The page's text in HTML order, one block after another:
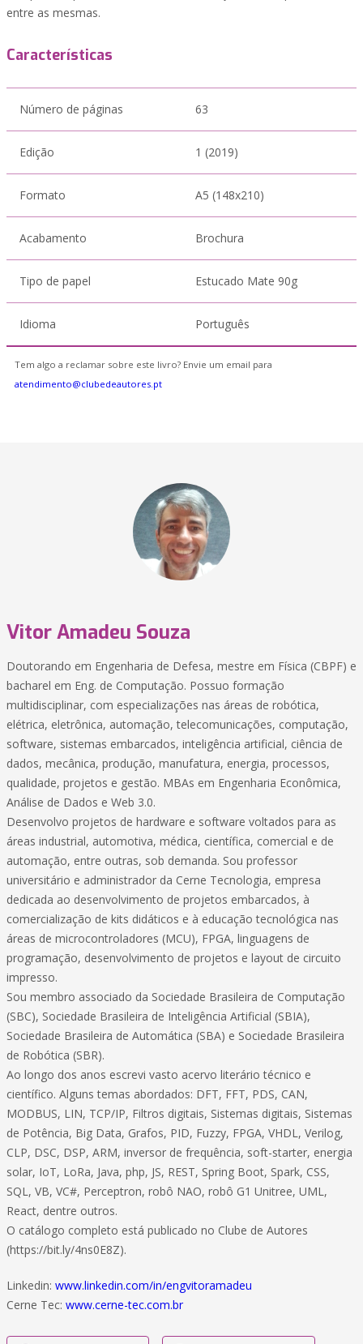
entre as mesmas.
Características
Número de páginas 63
Edição 1 (2019)
Formato A5 (148x210)
Acabamento Brochura
Tipo de papel Estucado Mate 90g
Idioma Português
Tem algo a reclamar sobre este livro? Envie um email para
atendimento@clubedeautores.pt
Vitor Amadeu Souza
Doutorando em Engenharia de Defesa, mestre em Física (CBPF) e
bacharel em Eng. de Computação. Possuo formação
multidisciplinar, com especializações nas áreas de robótica,
elétrica, eletrônica, automação, telecomunicações, computação,
software, sistemas embarcados, inteligência artificial, ciência de
dados, mecânica, produção, manufatura, energia, processos,
qualidade, projetos e gestão. MBAs em Engenharia Econômica,
Análise de Dados e Web 3.0.
Desenvolvo projetos de hardware e software voltados para as
áreas industrial, automotiva, médica, científica, comercial e de
automação, entre outras, sob demanda. Sou professor
universitário e administrador da Cerne Tecnologia, empresa
dedicada ao desenvolvimento de projetos embarcados, à
comercialização de kits didáticos e à educação tecnológica nas
áreas de microcontroladores (MCU), FPGA, linguagens de
programação, desenvolvimento de projetos e layout de circuito
impresso.
Sou membro associado da Sociedade Brasileira de Computação
(SBC), Sociedade Brasileira de Inteligência Artificial (SBIA),
Sociedade Brasileira de Automática (SBA) e Sociedade Brasileira
de Robótica (SBR).
Ao longo dos anos escrevi vasto acervo literário técnico e
científico. Alguns temas abordados: DFT, FFT, PDS, CAN,
MODBUS, LIN, TCP/IP, Filtros digitais, Sistemas digitais, Sistemas
de Potência, Big Data, Grafos, PID, Fuzzy, FPGA, VHDL, Verilog,
CLP, DSC, DSP, ARM, inversor de frequência, soft-starter, energia
solar, IoT, LoRa, Java, php, JS, REST, Spring Boot, Spark, CSS,
SQL, VB, VC#, Perceptron, robô NAO, robô G1 Unitree, UML,
React, dentre outros.
O catálogo completo está publicado no Clube de Autores
(https://bit.ly/4ns0E8Z).
Linkedin: www.linkedin.com/in/engvitoramadeu
Cerne Tec: www.cerne-tec.com.br